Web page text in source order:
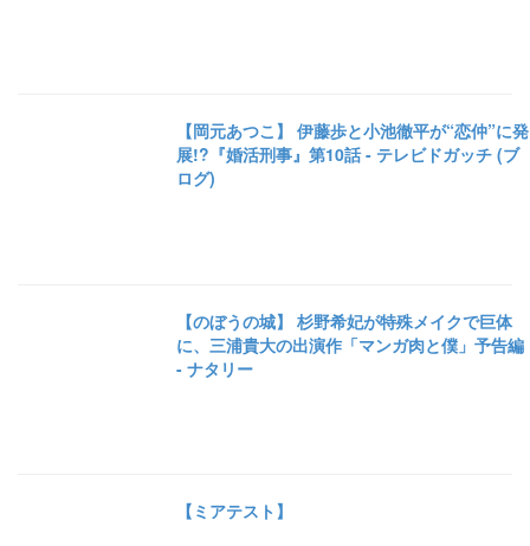
【岡元あつこ】 伊藤歩と小池徹平が“恋仲”に発
展!?『婚活刑事』第10話 - テレビドガッチ (ブ
ログ)
【のぼうの城】 杉野希妃が特殊メイクで巨体
に、三浦貴大の出演作「マンガ肉と僕」予告編
- ナタリー
【ミアテスト】